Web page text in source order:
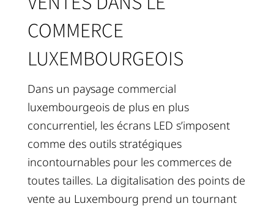
COMMERCE
LUXEMBOURGEOIS
Dans un paysage commercial
luxembourgeois de plus en plus
concurrentiel, les écrans LED s’imposent
comme des outils stratégiques
incontournables pour les commerces de
toutes tailles. La digitalisation des points de
vente au Luxembourg prend un tournant